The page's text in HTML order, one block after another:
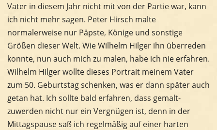
Vater in diesem Jahr nicht mit von der Partie war, kann
ich nicht mehr sagen. Peter Hirsch malte
normalerweise nur Päpste, Könige und sonstige
Größen dieser Welt. Wie Wilhelm Hilger ihn überreden
konnte, nun auch mich zu malen, habe ich nie erfahren.
Wilhelm Hilger wollte dieses Portrait meinem Vater
zum 50. Geburtstag schenken, was er dann später auch
getan hat. Ich sollte bald erfahren, dass gemalt-
zuwerden nicht nur ein Vergnügen ist, denn in der
Mittagspause saß ich regelmäßig auf einer harten